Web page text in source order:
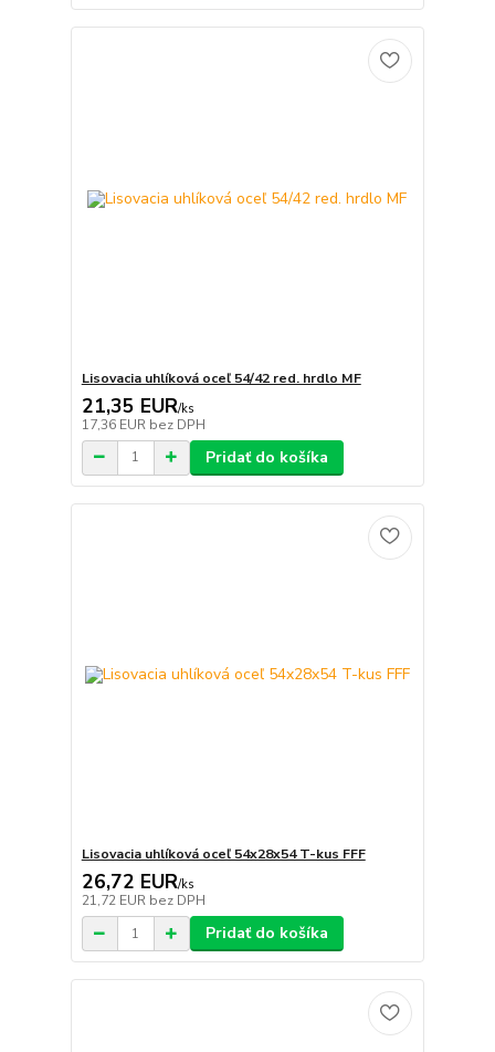
Lisovacia uhlíková oceľ 54/42 red. hrdlo MF
21,35 EUR/ks
17,36 EUR bez DPH
Pridať do košíka
Lisovacia uhlíková oceľ 54x28x54 T-kus FFF
26,72 EUR/ks
21,72 EUR bez DPH
Pridať do košíka